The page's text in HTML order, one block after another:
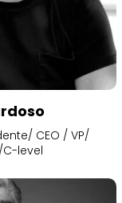
CEO / VP/
level